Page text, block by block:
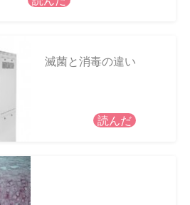
滅菌と消毒の違い
読んだ